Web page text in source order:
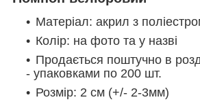
Матеріал: акрил з
Колір: на фото та у назві
Продається поштучно в
- упаковками по 200 шт.
Розмір: 2 см (+/- 2-3мм)